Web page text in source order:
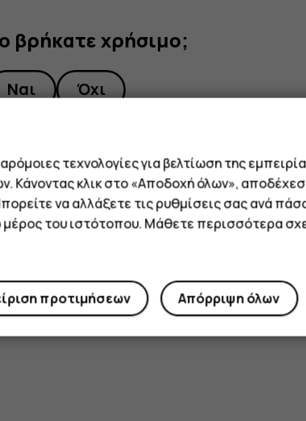
βρήκατε χρήσιμο;
Ναι Όχι
τεχνολογίες για βελτίωση της
Κάνοντας κλικ στο «Αποδοχή όλων»,
να αλλάξετε τις ρυθμίσεις σας ανά
του ιστότοπου. Μάθετε περισσότερα
Απόρριψη όλων
προτιμήσεων